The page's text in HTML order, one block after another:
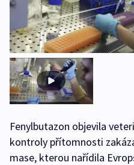
Fenylbutazon objevila
kontroly přítomnosti
mase, kterou nařídila